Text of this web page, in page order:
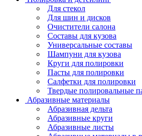
Для стекол
Для шин и дисков
Очистители салона
Составы для кузова
Универсальные составы
Шампуни для кузова
Круги для полировки
Пасты для полировки
Салфетки для полировки
Твердые полировальные
Абразивные материалы
Абразивная дельта
Абразивные круги
Абразивные листы